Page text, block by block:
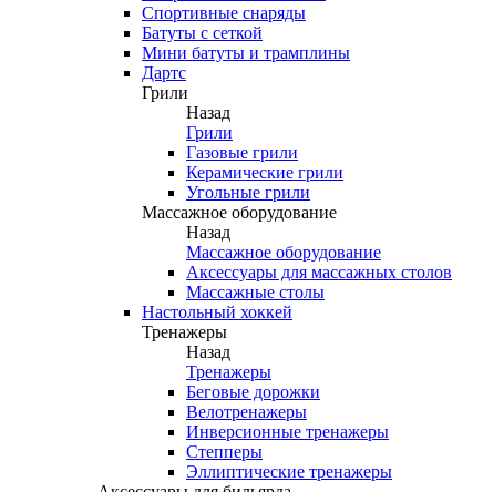
Спортивные снаряды
Батуты с сеткой
Мини батуты и трамплины
Дартс
Грили
Назад
Грили
Газовые грили
Керамические грили
Угольные грили
Массажное оборудование
Назад
Массажное оборудование
Аксессуары для массажных столов
Массажные столы
Настольный хоккей
Тренажеры
Назад
Тренажеры
Беговые дорожки
Велотренажеры
Инверсионные тренажеры
Степперы
Эллиптические тренажеры